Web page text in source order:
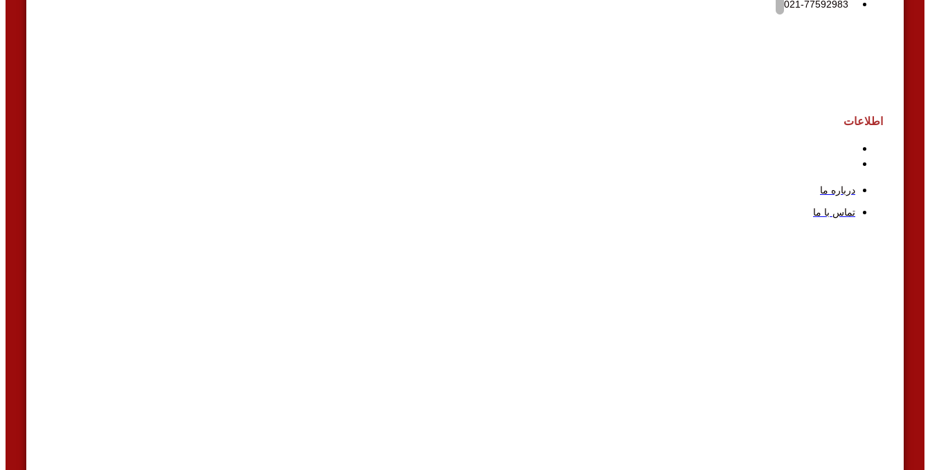
021-77592983
اطلاعات
درباره ما
تماس با ما